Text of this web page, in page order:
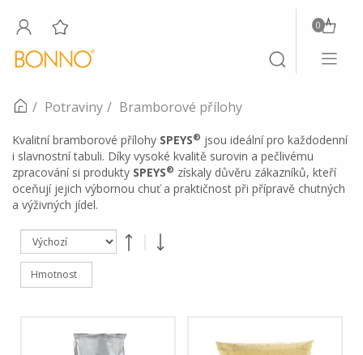
Toggle
search
0
Toggle
Potraviny Bramborové přílohy
Kvalitní bramborové přílohy SPEYS® jsou ideální pro každodenní
i slavnostní tabuli. Díky vysoké kvalitě surovin a pečlivému
zpracování si produkty SPEYS® získaly důvěru zákazníků, kteří
oceňují jejich výbornou chuť a praktičnost při přípravě chutných
a výživných jídel.
Hmotnost